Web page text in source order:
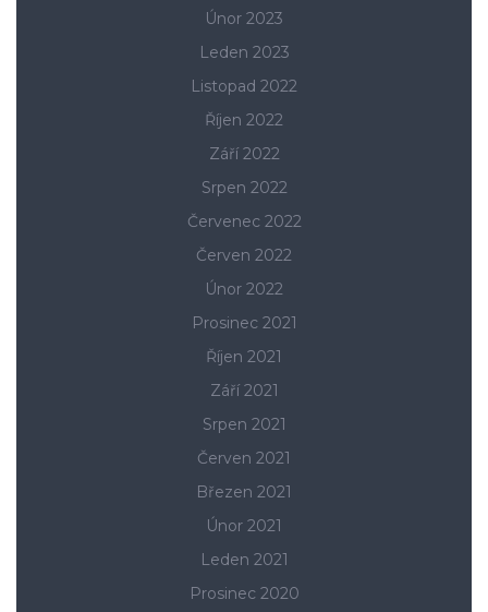
Únor 2023
Leden 2023
Listopad 2022
Říjen 2022
Září 2022
Srpen 2022
Červenec 2022
Červen 2022
Únor 2022
Prosinec 2021
Říjen 2021
Září 2021
Srpen 2021
Červen 2021
Březen 2021
Únor 2021
Leden 2021
Prosinec 2020